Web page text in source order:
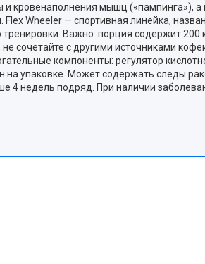
кровенаполнения мышц («пампинга»),
Wheeler — спортивная линейка,
Важно: порция содержит
сочетайте с другими источниками
компоненты: регулятор
на упаковке. Может содержать следы
недель подряд. При наличии